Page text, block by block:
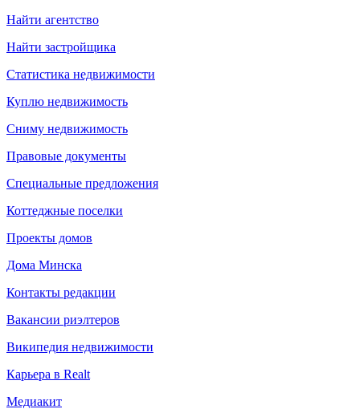
Найти агентство
Найти застройщика
Статистика недвижимости
Куплю недвижимость
Сниму недвижимость
Правовые документы
Специальные предложения
Коттеджные поселки
Проекты домов
Дома Минска
Контакты редакции
Вакансии риэлтеров
Википедия недвижимости
Карьера в Realt
Медиакит